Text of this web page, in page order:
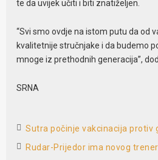
te da uvijek učiti i biti znatiželjen.
“Svi smo ovdje na istom putu da od
kvalitetnije stručnjake i da budemo
mnoge iz prethodnih generacija”,
SRNA
Sutra počinje vakcinacija protiv
Rudar-Prijedor ima novog